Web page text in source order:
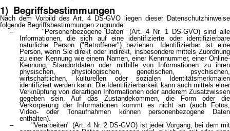
1) Begriffsbestimmungen
Nach dem Vorbild des Art. 4 DS-GVO liegen dieser Datenschutzhinweise
folgende Begriffsbestimmungen zugrunde:
– "Personenbezogene Daten" (Art. 4 Nr. 1 DS-GVO) sind alle
Informationen, die sich auf eine identifizierte oder identifizierbare
natürliche Person ("Betroffener") beziehen. Identifizierbar ist eine
Person, wenn Sie direkt oder indirekt, insbesondere mittels Zuordnung
zu einer Kennung wie einem Namen, einer Kennnummer, einer Online-
Kennung, Standortdaten oder mithilfe von Informationen zu ihren
physischen, physiologischen, genetischen, psychischen,
wirtschaftlichen, kulturellen oder sozialen Identitätsmerkmalen
identifiziert werden kann. Die Identifizierbarkeit kann auch mittels einer
Verknüpfung von derartigen Informationen oder anderem Zusatzwissen
gegeben sein. Auf das Zustandekommen, die Form oder die
Verkörperung der Informationen kommt es nicht an (auch Fotos,
Video- oder Tonaufnahmen können personenbezogene Daten
enthalten).
– "Verarbeiten" (Art. 4 Nr. 2 DS-GVO) ist jeder Vorgang, bei dem mit